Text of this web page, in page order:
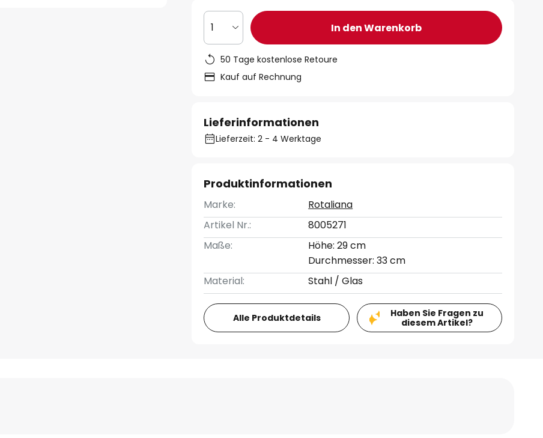
1 In den Warenkorb
50 Tage kostenlose Retoure
Kauf auf Rechnung
Lieferinformationen
Lieferzeit: 2 - 4 Werktage
Produktinformationen
Marke:
Rotaliana
Artikel Nr.:
8005271
Maße:
Höhe: 29 cm
Durchmesser: 33 cm
Material:
Stahl / Glas
Alle Produktdetails
Haben Sie Fragen zu
diesem Artikel?